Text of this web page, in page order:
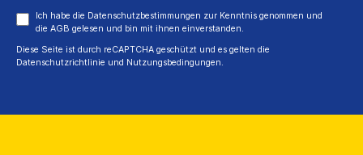
Ich habe die Datenschutzbestimmungen zur Kenntnis genommen und
die AGB gelesen und bin mit ihnen einverstanden.
Diese Seite ist durch reCAPTCHA geschützt und es gelten die
Datenschutzrichtlinie und Nutzungsbedingungen.